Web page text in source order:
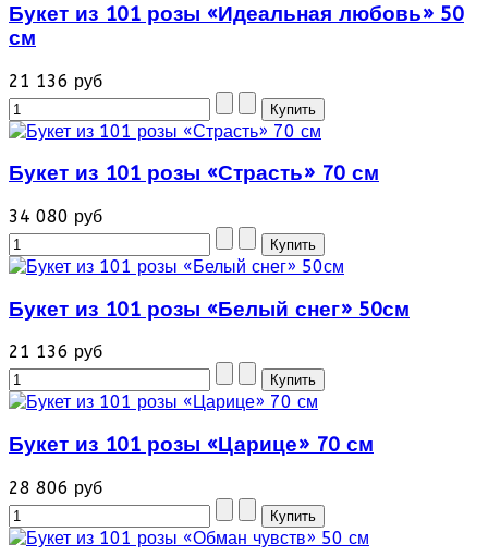
Букет из 101 розы «Идеальная любовь» 50
см
21 136 руб
Букет из 101 розы «Страсть» 70 см
34 080 руб
Букет из 101 розы «Белый снег» 50см
21 136 руб
Букет из 101 розы «Царице» 70 см
28 806 руб